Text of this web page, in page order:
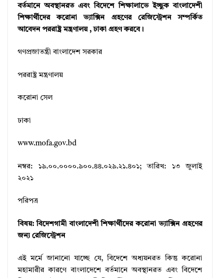
বর্তমানে অবস্থানরত এবং বিদেশে শিক্ষালাভে ইচ্ছুক বাংলাদেশী
শিক্ষার্থীদের করোনা ভ্যাক্সিন গ্রহণের রেজিস্ট্রেশন সম্পর্কিত
আবেদন পররাষ্ট্র মন্ত্রণালয় , ঢাকা গ্রহণ করবে।
গণপ্রজাতন্ত্রী বাংলাদেশ সরকার
পররাষ্ট্র মন্ত্রণালয়
করোনা সেল
ঢাকা
www.mofa.gov.bd
নম্বর: ১৯.০০.০০০০.৯০০.৪৪.০২৯.২১.৪০১; তারিখ: ১৩ জুলাই
২০২১
পরিপত্র
বিষয়: বিদেশগামী বাংলাদেশী শিক্ষার্থীদের করোনা ভ্যাক্সিন গ্রহণের
জন্য রেজিস্ট্রেশন
এই মর্মে জানানো যাচ্ছে যে, বিদেশে অধ্যয়নরত কিন্তু করোনা
মহামারীর কারণে বাংলাদেশে বর্তমানে অবস্থানরত এবং বিদেশে